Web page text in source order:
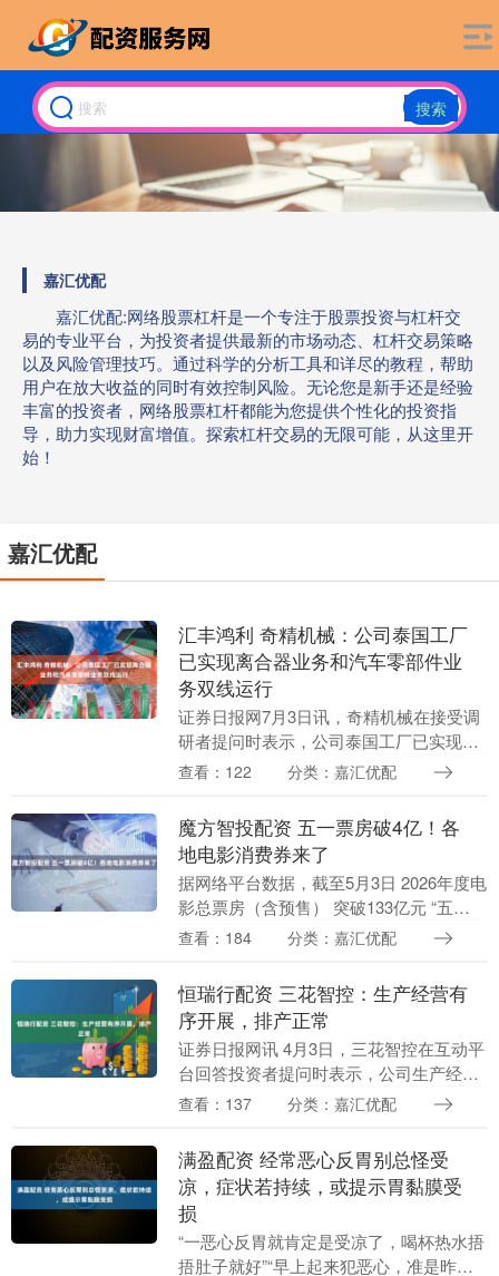
搜索
嘉汇优配
嘉汇优配:网络股票杠杆是一个专注于股票投资与杠杆交
易的专业平台，为投资者提供最新的市场动态、杠杆交易策略
以及风险管理技巧。通过科学的分析工具和详尽的教程，帮助
用户在放大收益的同时有效控制风险。无论您是新手还是经验
丰富的投资者，网络股票杠杆都能为您提供个性化的投资指
导，助力实现财富增值。探索杠杆交易的无限可能，从这里开
始！
嘉汇优配
汇丰鸿利 奇精机械：公司泰国工厂
已实现离合器业务和汽车零部件业
务双线运行
证券日报网7月3日讯，奇精机械在接受调
研者提问时表示，公司泰国工厂已实现离
合器业务和汽车零部件业务双线运行，目
讯、精准解读....
查看：122 分类：嘉汇优配
魔方智投配资 五一票房破4亿！各
地电影消费券来了
据网络平台数据，截至5月3日 2026年度电
影总票房（含预售） 突破133亿元 “五
一”档票房（含预售） 突破4亿元 2026五一
查看：184 分类：嘉汇优配
恒瑞行配资 三花智控：生产经营有
序开展，排产正常
证券日报网讯 4月3日，三花智控在互动平
台回答投资者提问时表示，公司生产经营
有序开展，排产正常。 （文章来源：证券
经APP....
查看：137 分类：嘉汇优配
满盈配资 经常恶心反胃别总怪受
凉，症状若持续，或提示胃黏膜受
损
“一恶心反胃就肯定是受凉了，喝杯热水捂
捂肚子就好”“早上起来犯恶心，准是昨晚